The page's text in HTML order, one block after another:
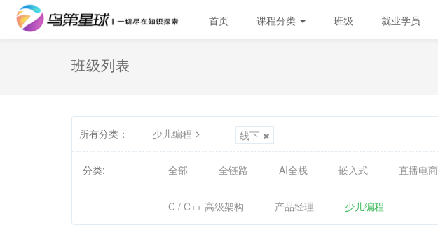
首页 课程分类 班级 就业学员
班级列表
所有分类： 少儿编程 线下
分类: 全部 全链路 AI全栈 嵌入式 直播电商
C / C++ 高级架构 产品经理 少儿编程